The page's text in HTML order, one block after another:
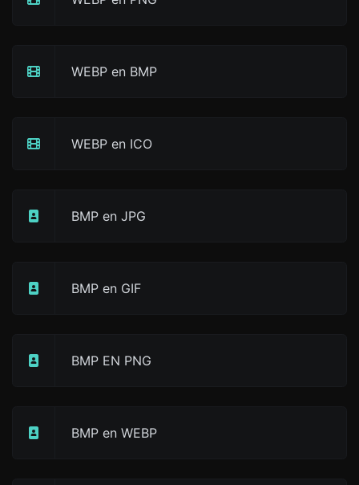
WEBP en BMP
WEBP en ICO
BMP en JPG
BMP en GIF
BMP EN PNG
BMP en WEBP